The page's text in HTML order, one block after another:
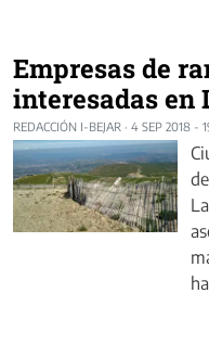
Empresas de
interesadas en
REDACCIÓN I-BEJAR · 4 SEP 2018 -